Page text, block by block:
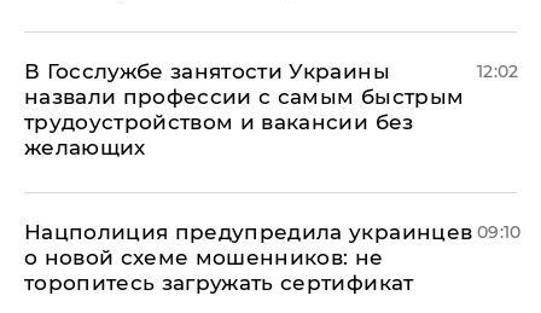
В Госслужбе занятости Украины
назвали профессии с самым быстрым
трудоустройством и вакансии без
желающих
12:02
Нацполиция предупредила украинцев
о новой схеме мошенников: не
торопитесь загружать сертификат
09:10